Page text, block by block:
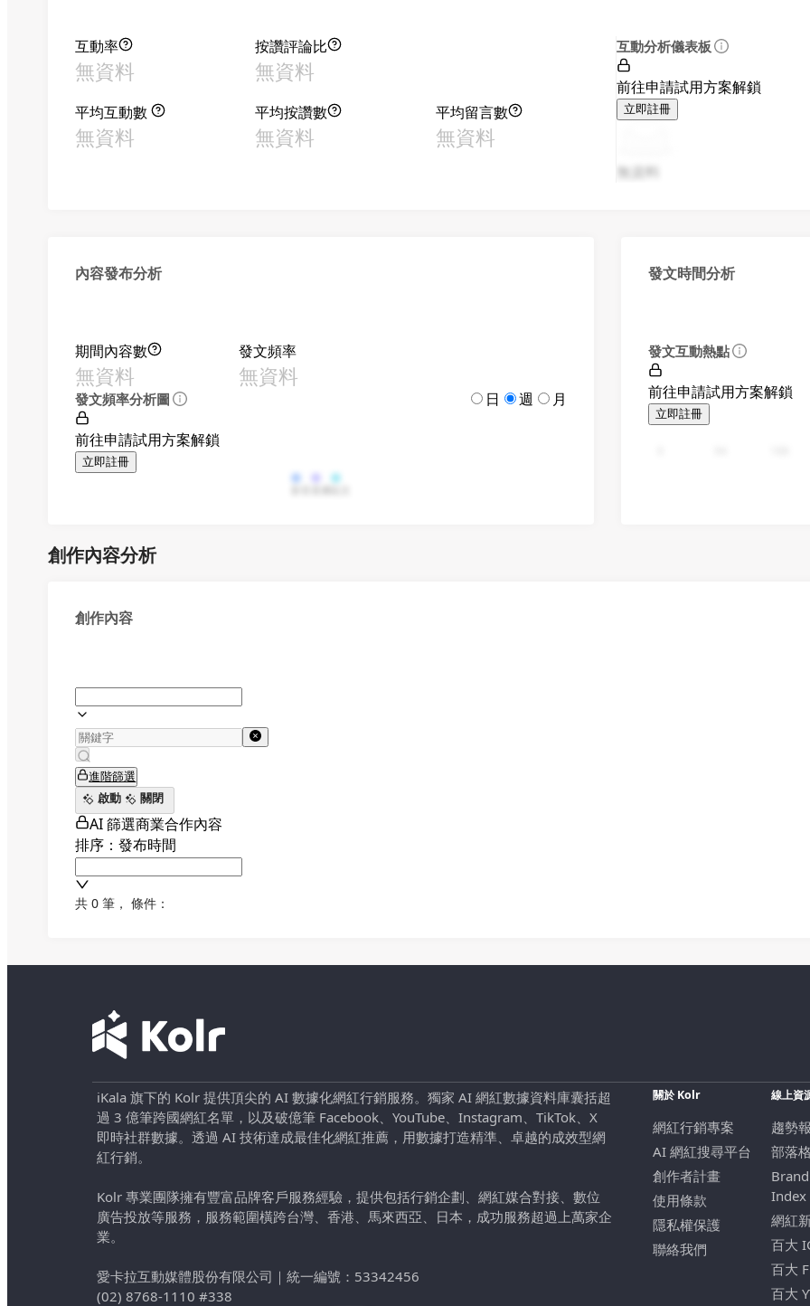
互動率
無資料
按讚評論比
無資料
平均互動數
無資料
平均按讚數
無資料
平均留言數
無資料
互動分析儀表板
前往申請試用方案解鎖
立即註冊
無資料
內容發布分析
期間內容數
無資料
發文頻率
無資料
發文頻率分析圖 日 週 月
前往申請試用方案解鎖
立即註冊
發文時間分析
發文互動熱點
前往申請試用方案解鎖
立即註冊
創作內容分析
創作內容
進階篩選
啟動
關閉
AI 篩選商業合作內容
排序：發布時間
共 0 筆 ， 條件：
iKala 旗下的 Kolr 提供頂尖的 AI 數據化網紅行銷服務。獨家 AI 網紅數據資料庫囊括超
過 3 億筆跨國網紅名單，以及破億筆 Facebook、YouTube、Instagram、TikTok、X
即時社群數據。透過 AI 技術達成最佳化網紅推薦，用數據打造精準、卓越的成效型網
紅行銷。
Kolr 專業團隊擁有豐富品牌客戶服務經驗，提供包括行銷企劃、網紅媒合對接、數位
廣告投放等服務，服務範圍橫跨台灣、香港、馬來西亞、日本，成功服務超過上萬家企
業。
愛卡拉互動媒體股份有限公司 ｜ 統一編號：53342456
(02) 8768-1110 #338
關於 Kolr
網紅行銷專案
AI 網紅搜尋平台
創作者計畫
使用條款
隱私權保護
聯絡我們
線上資
趨勢
部落格
Index
網紅
百大
百大
百大